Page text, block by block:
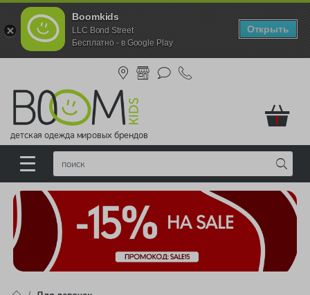
Boomkids
LLC Bond Street
Бесплатно - в Google Play
Открыть
детская одежда мировых брендов
!